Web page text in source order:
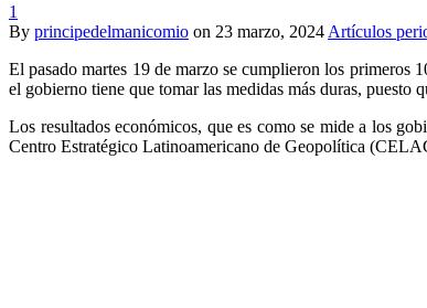
1
By principedelmanicomio on 23 marzo, 2024 Artículos
El pasado martes 19 de marzo se cumplieron los primeros
el gobierno tiene que tomar las medidas más duras, puesto
Los resultados económicos, que es como se mide a los
Centro Estratégico Latinoamericano de Geopolítica